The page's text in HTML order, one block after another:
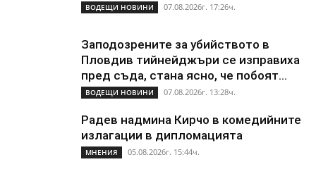
ВОДЕЩИ НОВИНИ 07.08.2026г. 17:26ч.
Заподозрените за убийството в
Пловдив тийнейджъри се изправиха
пред съда, стана ясно, че побоят...
ВОДЕЩИ НОВИНИ 07.08.2026г. 13:28ч.
Радев надмина Кирчо в комедийните
излагации в дипломацията
МНЕНИЯ 05.08.2026г. 15:44ч.